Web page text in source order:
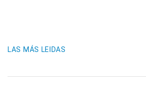
LAS MÁS LEIDAS